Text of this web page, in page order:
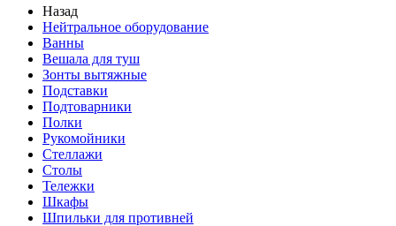
Назад
Нейтральное оборудование
Ванны
Вешала для туш
Зонты вытяжные
Подставки
Подтоварники
Полки
Рукомойники
Стеллажи
Столы
Тележки
Шкафы
Шпильки для противней